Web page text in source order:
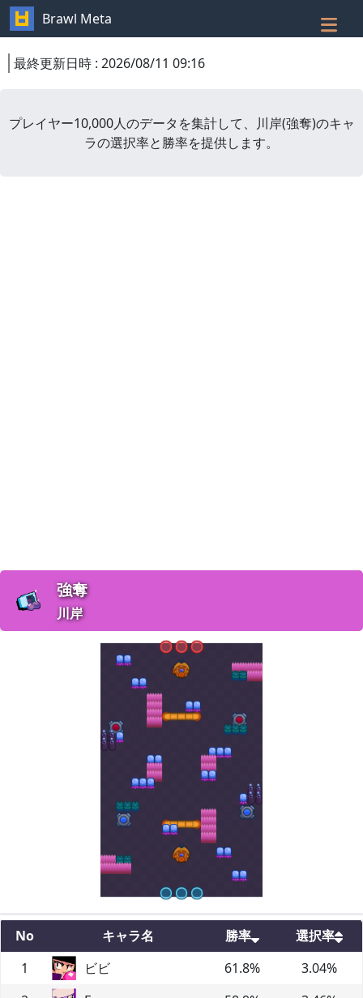
Brawl Meta
最終更新日時 : 2026/08/11 09:16
プレイヤー10,000人のデータを集計して、 川岸(強奪)のキャ
ラの選択率と勝率を提供します。
強奪
川岸
No キャラ名 勝率
選択率
1
ビビ 61.8% 3.04%